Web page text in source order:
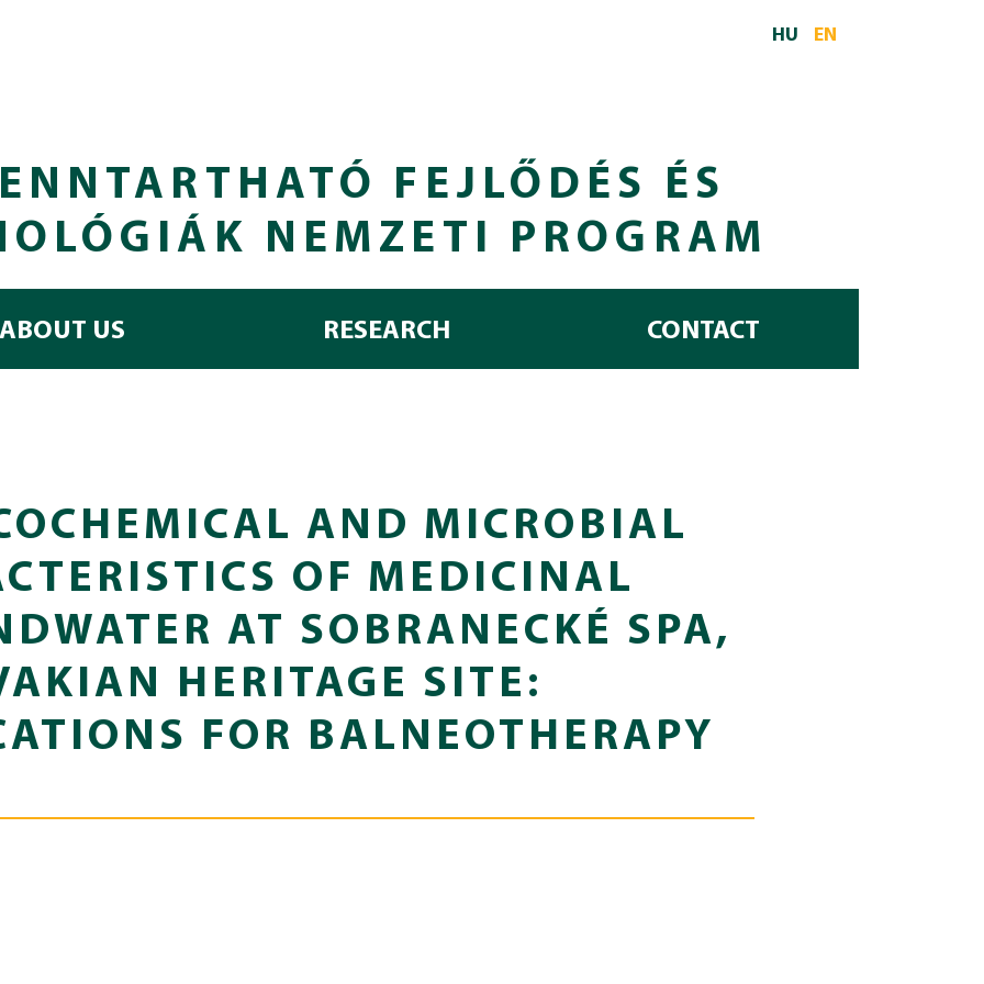
HU
EN
FEJLŐDÉS ÉS
NEMZETI PROGRAM
ABOUT US RESEARCH CONTACT
AND MICROBIAL
OF MEDICINAL
AT SOBRANECKÉ SPA,
HERITAGE SITE:
FOR BALNEOTHERAPY